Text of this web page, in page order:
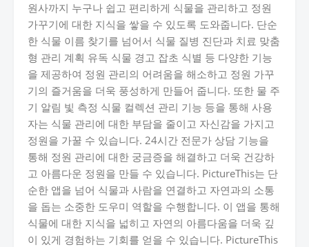
원사까지 누구나 쉽고 편리하게 식물을 관리하고 정원
가꾸기에 대한 지식을 쌓을 수 있도록 도와줍니다. 단순
한 식물 이름 찾기를 넘어서 식물 질병 진단과 치료 맞춤
형 관리 계획 유독 식물 경고 잡초 식별 등 다양한 기능
을 제공하여 정원 관리의 어려움을 해소하고 정원 가꾸
기의 즐거움을 더욱 풍성하게 만들어 줍니다. 또한 물 주
기 알림 빛 측정 식물 컬렉션 관리 기능 등을 통해 사용
자는 식물 관리에 대한 부담을 줄이고 자신감을 가지고
정원을 가꿀 수 있습니다. 24시간 전문가 상담 기능을
통해 정원 관리에 대한 궁금증을 해결하고 더욱 건강하
고 아름다운 정원을 만들 수 있습니다. PictureThis는 단
순한 앱을 넘어 식물과 사람을 연결하고 자연과의 소통
을 돕는 소중한 도우미 역할을 수행합니다. 이 앱을 통해
식물에 대한 지식을 넓히고 자연의 아름다움을 더욱 깊
이 있게 경험하는 기회를 얻을 수 있습니다. PictureThis